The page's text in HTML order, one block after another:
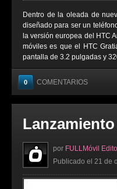
Dentro de la oleada de
diseñado para ser un
la versión europea del HTC
móviles es que el HTC
pantalla de 3.2 pulgadas y
0 COMENTARIOS
por FULLMóvil
Publicado el 21 de